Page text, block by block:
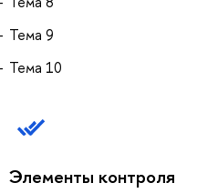
Тема 9
Тема 10
Элементы контроля